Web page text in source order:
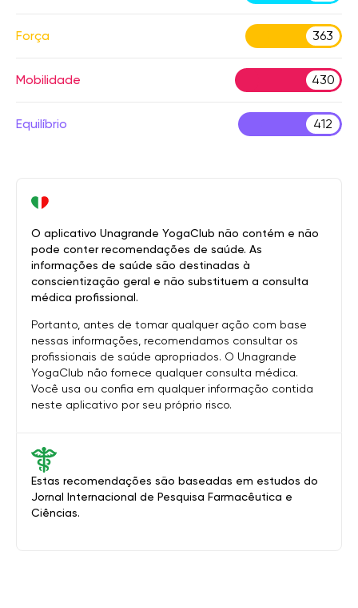
Força 363
Mobilidade 430
Equilíbrio 412
Estas recomendações são baseadas em estudos do
Jornal Internacional de Pesquisa Farmacêutica e
Ciências.
O aplicativo Unagrande YogaClub não contém e não
pode conter recomendações de saúde. As
informações de saúde são destinadas à
conscientização geral e não substituem a consulta
médica profissional.
Portanto, antes de tomar qualquer ação com base
nessas informações, recomendamos consultar os
profissionais de saúde apropriados. O Unagrande
YogaClub não fornece qualquer consulta médica.
Você usa ou confia em qualquer informação contida
neste aplicativo por seu próprio risco.